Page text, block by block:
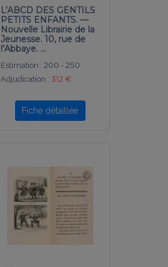
L’ABCD DES GENTILS
PETITS ENFANTS. —
Nouvelle Librairie de la
Jeunesse. 10, rue de
l’Abbaye. …
Estimation : 200 - 250
Adjudication : 312 €
Fiche détaillée